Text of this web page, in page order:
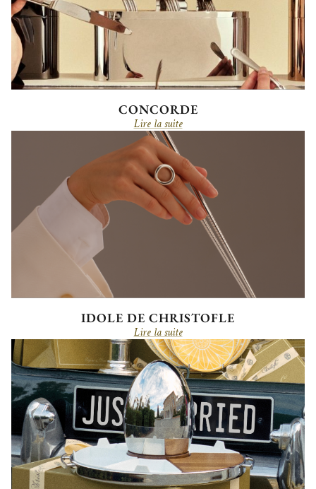
CONCORDE
Lire la suite
IDOLE DE CHRISTOFLE
Lire la suite